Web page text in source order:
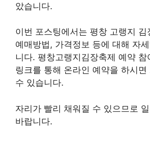
았습니다.
이번 포스팅에서는 평창 고랭지
예매방법, 가격정보 등에 대해 자
니다. 평창고랭지김장축제 예약 참
링크를 통해 온라인 예약을 하시면
수 있습니다.
자리가 빨리 채워질 수 있으므로
바랍니다.